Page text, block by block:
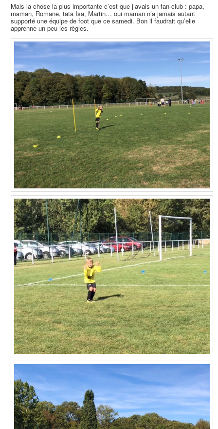
Mais la chose la plus importante c’est que j’avais un fan-club : papa,
maman, Romane, tata Isa, Martin… oui maman n’a jamais autant
supporté une équipe de foot que ce samedi. Bon il faudrait qu’elle
apprenne un peu les règles.